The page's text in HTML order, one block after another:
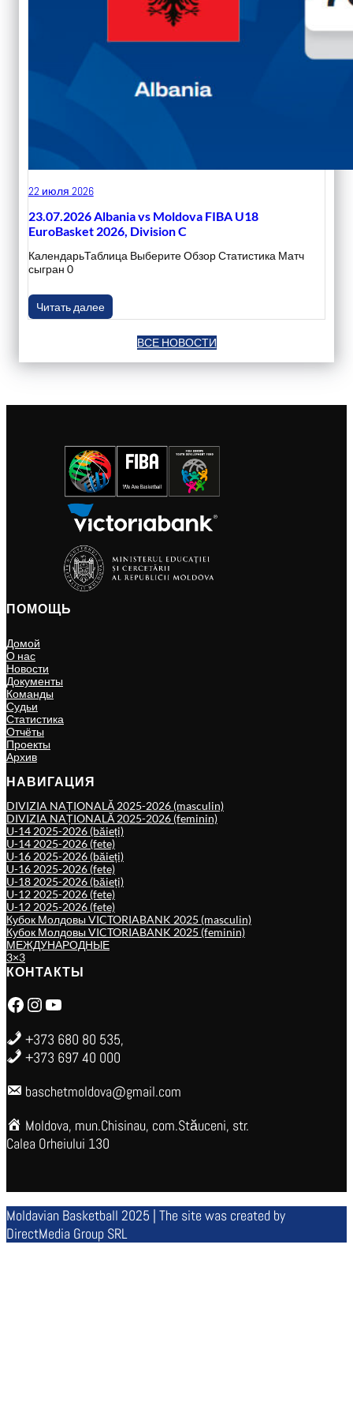
22 июля 2026
23.07.2026 Albania vs Moldova FIBA U18
EuroBasket 2026, Division C
КалендарьТаблица Выберите Обзор Статистика Матч
сыгран 0
Читать далее
ВСЕ НОВОСТИ
ПОМОЩЬ
Домой
О нас
Новости
Документы
Команды
Судьи
Статистика
Отчёты
Проекты
Архив
НАВИГАЦИЯ
DIVIZIA NAȚIONALĂ 2025-2026 (masculin)
DIVIZIA NAȚIONALĂ 2025-2026 (feminin)
U-14 2025-2026 (băieți)
U-14 2025-2026 (fete)
U-16 2025-2026 (băieți)
U-16 2025-2026 (fete)
U-18 2025-2026 (băieți)
U-12 2025-2026 (fete)
U-12 2025-2026 (fete)
Кубок Молдовы VICTORIABANK 2025 (masculin)
Кубок Молдовы VICTORIABANK 2025 (feminin)
МЕЖДУНАРОДНЫЕ
3×3
КОНТАКТЫ
Facebook Instagram YouTube
+373 680 80 535,
+373 697 40 000
baschetmoldova@gmail.com
Moldova, mun.Chisinau, com.Stăuceni, str.
Calea Orheiului 130
Moldavian Basketball 2025 | The site was created by
DirectMedia Group SRL